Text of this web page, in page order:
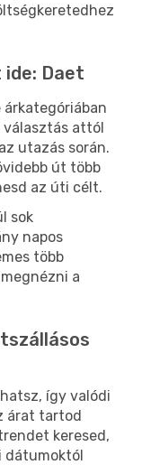
ide: Daet
választás attól
utazás során.
út több
az úti célt.
sok
napos
több
a
így valódi
árat tartod
keresed,
dátumoktól